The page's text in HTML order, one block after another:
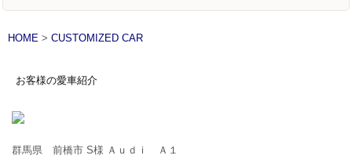
HOME > CUSTOMIZED CAR
お客様の愛車紹介
群馬県 前橋市 S様 Ａｕｄｉ Ａ１